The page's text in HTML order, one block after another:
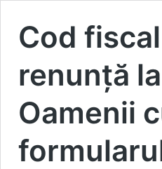
Cod
renunţă
Oamenii